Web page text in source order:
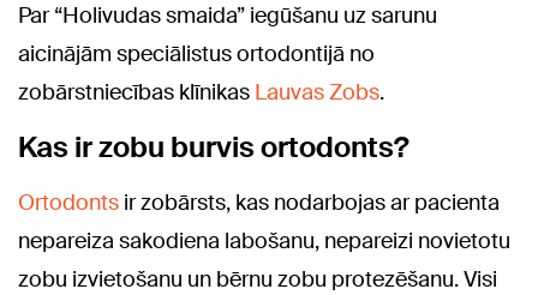
Par “Holivudas smaida” iegūšanu uz sarunu
aicinājām speciālistus ortodontijā no
zobārstniecības klīnikas Lauvas Zobs.
Kas ir zobu burvis ortodonts?
Ortodonts ir zobārsts, kas nodarbojas ar pacienta
nepareiza sakodiena labošanu, nepareizi novietotu
zobu izvietošanu un bērnu zobu protezēšanu. Visi